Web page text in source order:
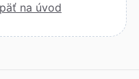
na úvod